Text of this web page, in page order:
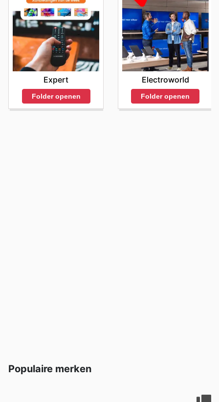
Expert
Folder openen
Electroworld
Folder openen
Populaire merken